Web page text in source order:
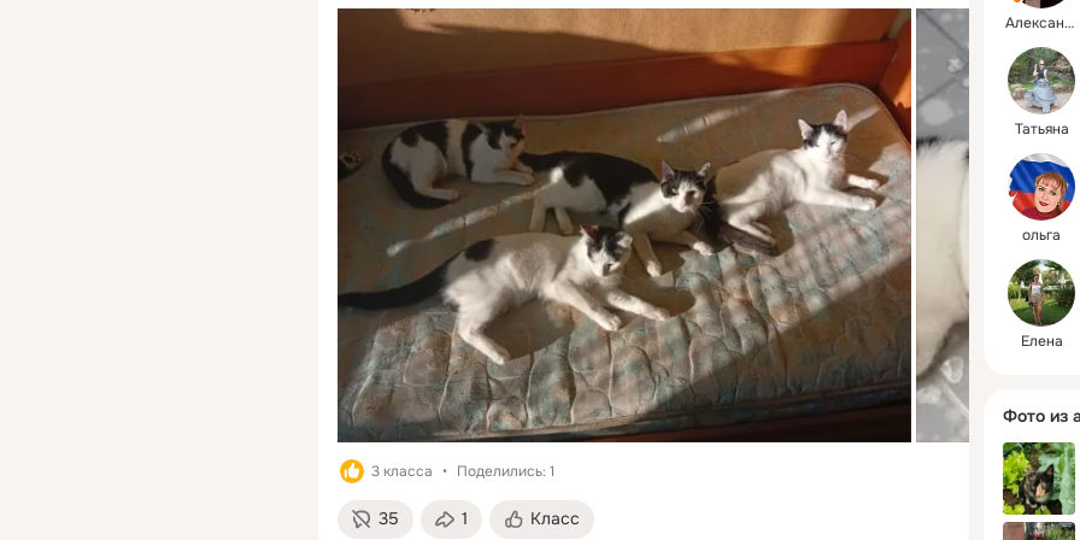
3 класса Поделились: 1
35 1 Класс
Александр
Татьяна
ольга
Елена
Фото из